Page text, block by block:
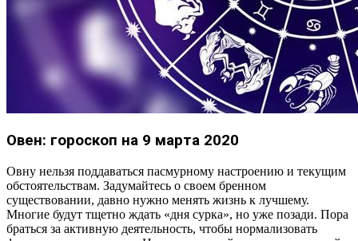
Овен: гороскоп на 9 марта 2020
Овну нельзя поддаваться пасмурному настроению и текущим
обстоятельствам. Задумайтесь о своем бренном
существовании, давно нужно менять жизнь к лучшему.
Многие будут тщетно ждать «дня сурка», но уже позади. Пора
браться за активную деятельность, чтобы нормализовать